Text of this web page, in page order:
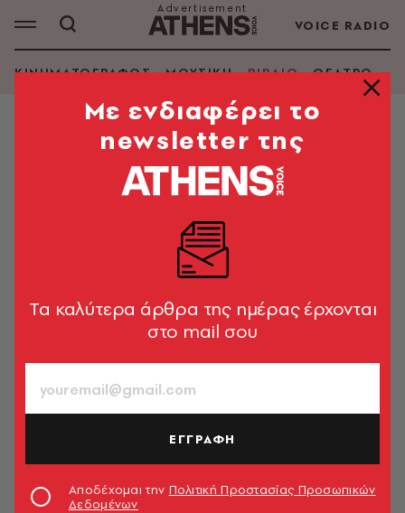
VOICE RADIO
ΚΙΝΗΜΑΤΟΓΡΑΦΟΣ ΜΟΥΣΙΚΗ ΒΙΒΛΙΟ ΘΕΑΤΡΟ -
Ζυράννα Ζατέλη: Πεζοπορία μέσω
Αιόλου προς την Ακρόπολη
15 χρόνια ATHENS VOICE: Ζητήσαμε από 15
εμβληματικούς κατοίκους της Αθήνας να περιγράψουν
τους
683
Mε ενδιαφέρει το
newsletter της
Tα καλύτερα άρθρα της ημέρας έρχονται
στο mail σου
ΕΓΓΡΑΦΗ
Αποδέχομαι την Πολιτική Προστασίας Προσωπικών
Δεδομένων